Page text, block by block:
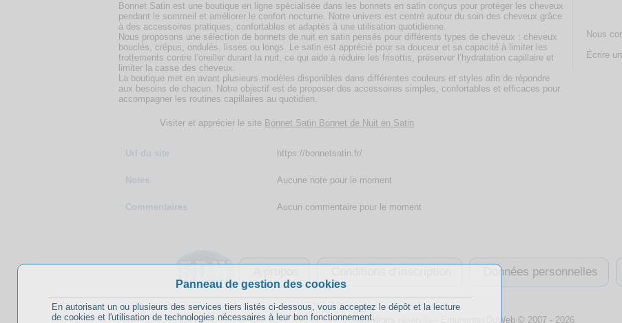
Nous
Écrire
Bonnet Satin est une boutique en ligne spécialisée dans les bonnets en satin conçus pour protéger les cheveux
pendant le sommeil et améliorer le confort nocturne. Notre univers est centré autour du soin des cheveux grâce
à des accessoires pratiques, confortables et adaptés à une utilisation quotidienne.
Nous proposons une sélection de bonnets de nuit en satin pensés pour différents types de cheveux : cheveux
bouclés, crépus, ondulés, lisses ou longs. Le satin est apprécié pour sa douceur et sa capacité à limiter les
frottements contre l’oreiller durant la nuit, ce qui aide à réduire les frisottis, préserver l’hydratation capillaire et
limiter la casse des cheveux.
La boutique met en avant plusieurs modèles disponibles dans différentes couleurs et styles afin de répondre
aux besoins de chacun. Notre objectif est de proposer des accessoires simples, confortables et efficaces pour
accompagner les routines capillaires au quotidien.
Visiter et apprécier le site Bonnet Satin Bonnet de Nuit en Satin
Url du site https://bonnetsatin.fr/
Notes Aucune note pour le moment
Commentaires Aucun commentaire pour le moment
Données personnelles
Tous droits réservés - EmpreintesDuWeb © 2007 - 2026
Panneau de gestion des cookies
En autorisant un ou plusieurs des services tiers listés ci-dessous, vous acceptez le dépôt et la lecture
de cookies et l'utilisation de technologies nécessaires à leur bon fonctionnement.